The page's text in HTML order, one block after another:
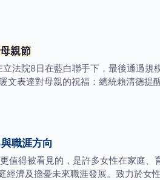
母親節
法院8日在藍白聯手下，最後通過
文表達對母親的祝福：總統賴清德
職涯方向
值得被看見的，是許多女性在家庭
經濟及擔憂未來職涯發展。致力於女